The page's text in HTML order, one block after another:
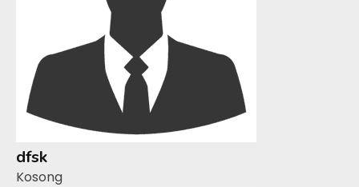
dfsk
Kosong